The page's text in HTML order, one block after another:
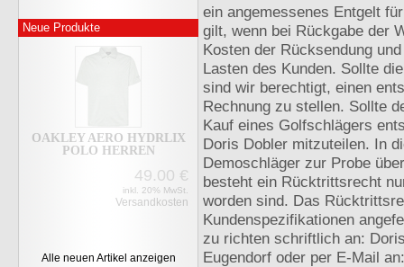
Neue Produkte
OAKLEY ICON TN
PROTECT POLO HERREN
49.00 €
inkl. 20% MwSt.
Versandkosten
Alle neuen Artikel anzeigen
ein angemessenes Entgelt
gilt, wenn bei Rückgabe der
Kosten der Rücksendung
Lasten des Kunden. Sollte
sind wir berechtigt, einen
Rechnung zu stellen. Sollte
Kauf eines Golfschlägers
Doris Dobler mitzuteilen. In
Demoschläger zur Probe
besteht ein Rücktrittsrecht
worden sind. Das
Kundenspezifikationen
zu richten schriftlich an:
Eugendorf oder per E-Mail